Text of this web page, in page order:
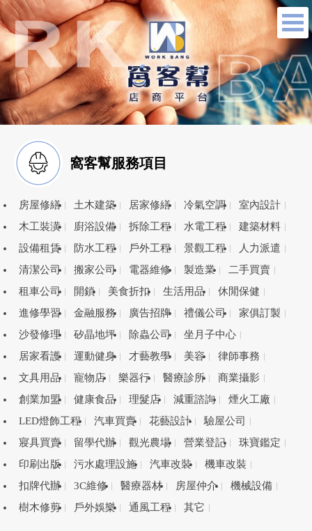
窩客幫服務項目
房屋修繕 土木建築 居家修繕 冷氣空調
室內設計
木工裝潢
廚浴設備 拆除工程 水電工程
建築材料
設備租賃
防水工程 戶外工程 景觀工程
人力派遣
清潔公司
搬家公司 電器維修 製造業
二手買賣
租車公司
開鎖 美食折扣 生活用品
休閒保健
進修學習
金融服務 廣告招牌 禮儀公司
家俱訂製
沙發修理
矽晶地坪 除蟲公司
坐月子中心
居家看護
運動健身 才藝教學 美容
律師事務
文具用品
寵物店 樂器行 醫療診所
商業攝影
創業加盟
健康食品 理髮店 減重諮詢
煙火工廠
LED燈飾工程
汽車買賣 花藝設計
驗屋公司
寢具買賣
留學代辦 觀光農場 營業登記
珠寶鑑定
印刷出版
污水處理設施 汽車改裝
機車改裝
扣牌代辦
3C維修 醫療器材 房屋仲介
機械設備
樹木修剪
戶外娛樂 通風工程 其它